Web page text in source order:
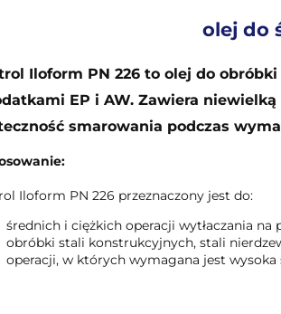
olej do
Iloform PN 226 to olej do
EP i AW. Zawiera
smarowania podczas
Iloform PN 226 przeznaczony jest do:
średnich i ciężkich operacji wytłaczania
obróbki stali konstrukcyjnych, stali
operacji, w których wymagana jest